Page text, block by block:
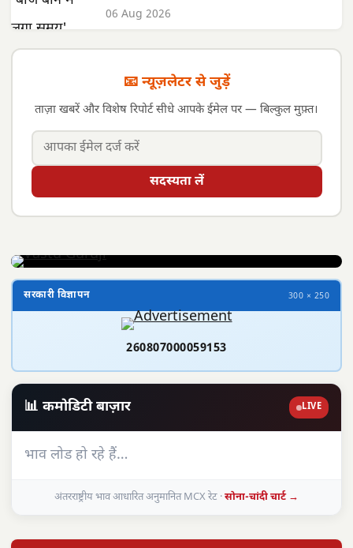
06 Aug 2026
📧 न्यूज़लेटर से जुड़ें
ताज़ा खबरें और विशेष रिपोर्ट सीधे आपके ईमेल पर — बिल्कुल मुफ़्त।
सदस्यता लें
सरकारी विज्ञापन 300 × 250
260807000059153
📊 कमोडिटी बाज़ार LIVE
भाव लोड हो रहे हैं…
अंतरराष्ट्रीय भाव आधारित अनुमानित MCX रेट ·सोना-चांदी चार्ट →